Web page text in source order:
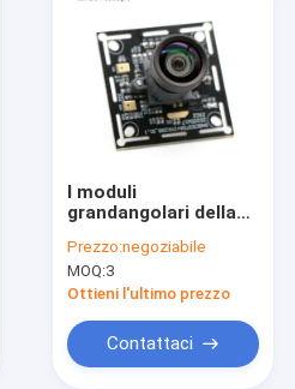
I moduli
grandangolari della
fotografica dell'OEM
2MP hanno riparato
la lente 30FPS HDR
OV2735
Prezzo:negoziabile
MOQ:3
Ottieni l'ultimo prezzo
Contattaci